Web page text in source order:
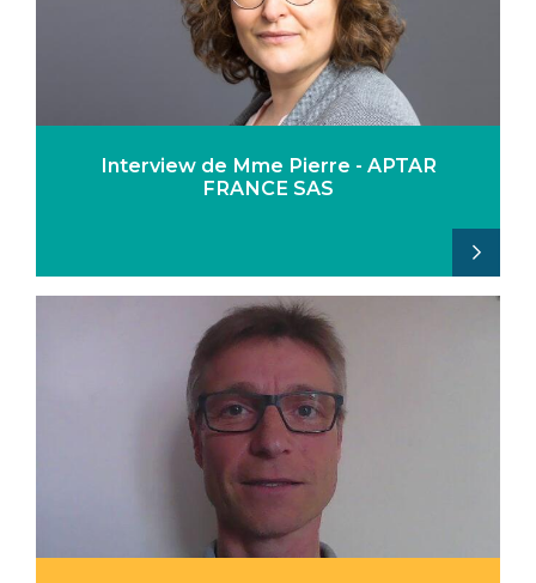
Interview de Mme Pierre - APTAR
FRANCE SAS